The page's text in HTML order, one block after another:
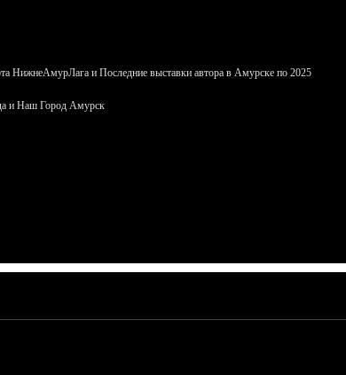
НижнеАмурЛага и Последние выставки автора в Амурске по 2025
и Наш Город Амурск